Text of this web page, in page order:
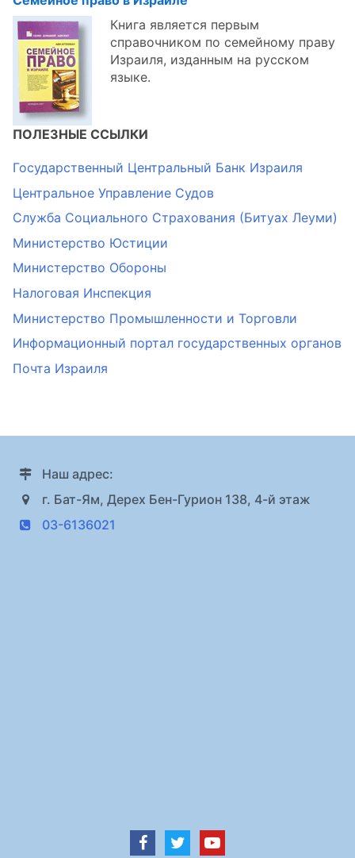
Книга является первым
справочником по семейному праву
Израиля, изданным на русском
языке.
ПОЛЕЗНЫЕ ССЫЛКИ
Государственный Центральный Банк Израиля
Центральное Управление Судов
Служба Социального Страхования (Битуах Леуми)
Министерство Юстиции
Министерство Обороны
Налоговая Инспекция
Министерство Промышленности и Торговли
Информационный портал государственных органов
Почта Израиля
Наш адрес:
г. Бат-Ям, Дерех Бен-Гурион 138, 4-й этаж
03-6136021